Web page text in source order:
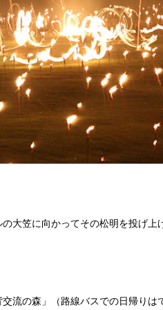
大笠に向かってその松明を投げ
流の森」（路線バスでの日帰りは